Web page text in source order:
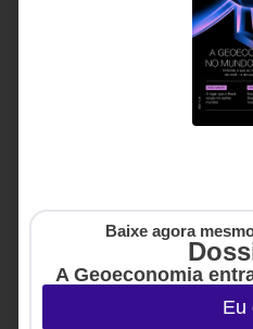
builder de impacto Din4mo e
Trabalhamos juntos, duro,
minuto: conseguimos
nos tornamos grandes
qualquer que seja o nome
três qualidades que são
desse novo mundo: a
social e a compreensão da
Baixe agora
A Geoeconomia
Eu